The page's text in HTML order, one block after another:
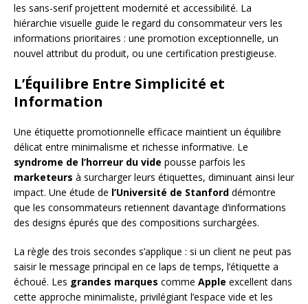
les sans-serif projettent modernité et accessibilité. La
hiérarchie visuelle guide le regard du consommateur vers les
informations prioritaires : une promotion exceptionnelle, un
nouvel attribut du produit, ou une certification prestigieuse.
L’Équilibre Entre Simplicité et
Information
Une étiquette promotionnelle efficace maintient un équilibre
délicat entre minimalisme et richesse informative. Le
syndrome de l’horreur du vide pousse parfois les
marketeurs à surcharger leurs étiquettes, diminuant ainsi leur
impact. Une étude de l’Université de Stanford démontre
que les consommateurs retiennent davantage d’informations
des designs épurés que des compositions surchargées.
La règle des trois secondes s’applique : si un client ne peut pas
saisir le message principal en ce laps de temps, l’étiquette a
échoué. Les grandes marques comme Apple excellent dans
cette approche minimaliste, privilégiant l’espace vide et les